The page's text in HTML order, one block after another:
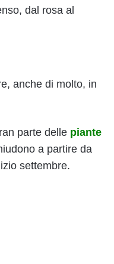
dal rosa al
anche di molto, in
parte delle piante
a partire da
settembre.